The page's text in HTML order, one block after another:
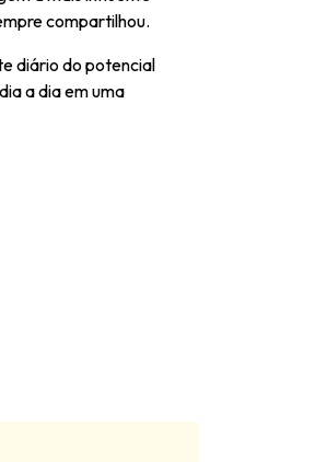
compartilhou.
diário do potencial
a dia em uma